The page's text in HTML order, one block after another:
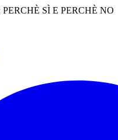
SÌ E PERCHÈ NO